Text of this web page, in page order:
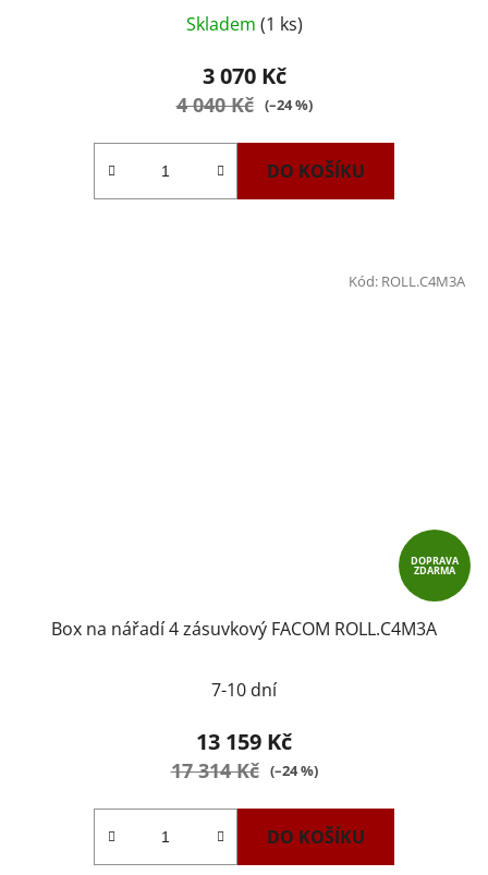
Skladem (1 ks)
3 070 Kč
4 040 Kč (–24 %)
DO KOŠÍKU
DOPRAVA
ZDARMA
Box na nářadí 4 zásuvkový FACOM ROLL.C4M3A
7-10 dní
13 159 Kč
17 314 Kč (–24 %)
DO KOŠÍKU
Kód: ROLL.C4M3A